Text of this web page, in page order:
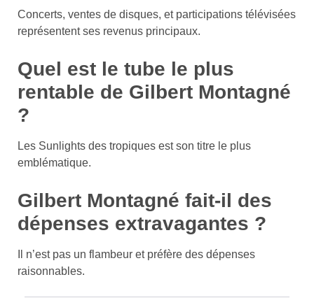
Concerts, ventes de disques, et participations télévisées
représentent ses revenus principaux.
Quel est le tube le plus
rentable de Gilbert Montagné
?
Les Sunlights des tropiques est son titre le plus
emblématique.
Gilbert Montagné fait-il des
dépenses extravagantes ?
Il n’est pas un flambeur et préfère des dépenses
raisonnables.